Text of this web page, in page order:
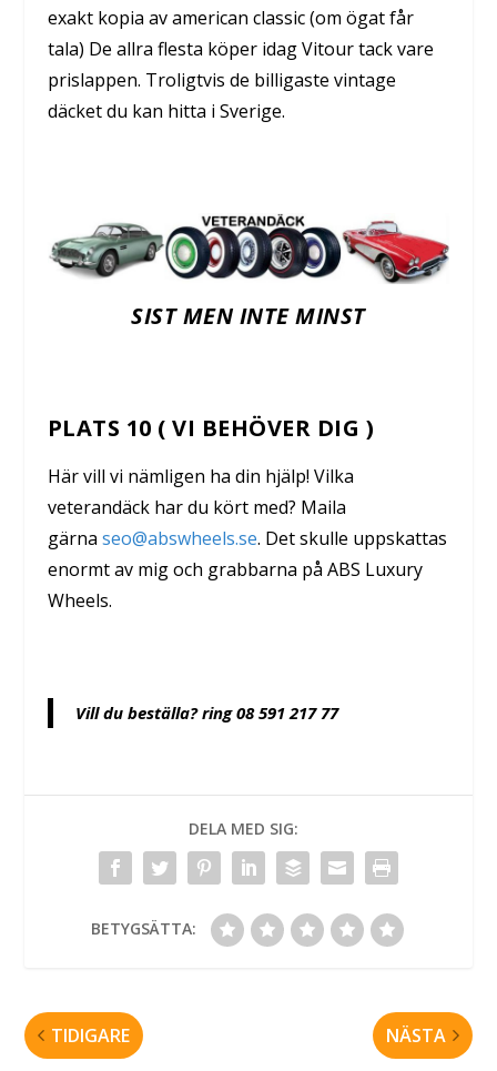
exakt kopia av american classic (om ögat får
tala) De allra flesta köper idag Vitour tack vare
prislappen. Troligtvis de billigaste vintage
däcket du kan hitta i Sverige.
SIST MEN INTE MINST
PLATS 10 ( VI BEHÖVER DIG )
Här vill vi nämligen ha din hjälp! Vilka
veterandäck har du kört med? Maila
gärna seo@abswheels.se. Det skulle uppskattas
enormt av mig och grabbarna på ABS Luxury
Wheels.
Vill du beställa? ring 08 591 217 77
DELA MED SIG:
BETYGSÄTTA:
TIDIGARE NÄSTA